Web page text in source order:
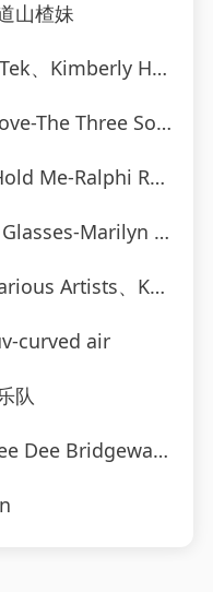
山楂妹
、Kimberly Hale
The Three Sounds
Me-Ralphi Rosario
Marilyn Manson
、Matthew Loots、Matthew Prehn
curved air
队
Dee Bridgewater